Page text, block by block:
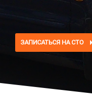
ЗАПИСАТЬСЯ НА СТО